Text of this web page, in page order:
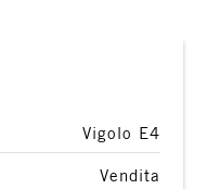
Vigolo E4
Vendita